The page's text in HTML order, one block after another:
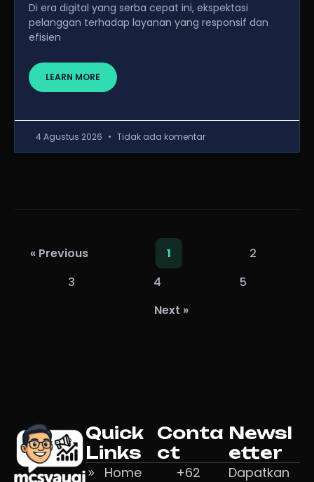
Di era digital yang serba cepat ini, ekspektasi
pelanggan terhadap layanan yang responsif dan
efisien
LEARN MORE
4 Agustus 2026 Tidak ada komentar
« Previous 1
2
3
4
5
Next »
Quick
Links
Home
Conta
ct
+62
Newsl
etter
Dapatkan